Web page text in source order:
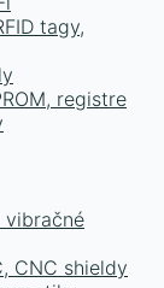
tagy,
registre
vibračné
CNC shieldy